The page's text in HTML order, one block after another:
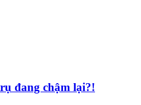
đang chậm lại?!